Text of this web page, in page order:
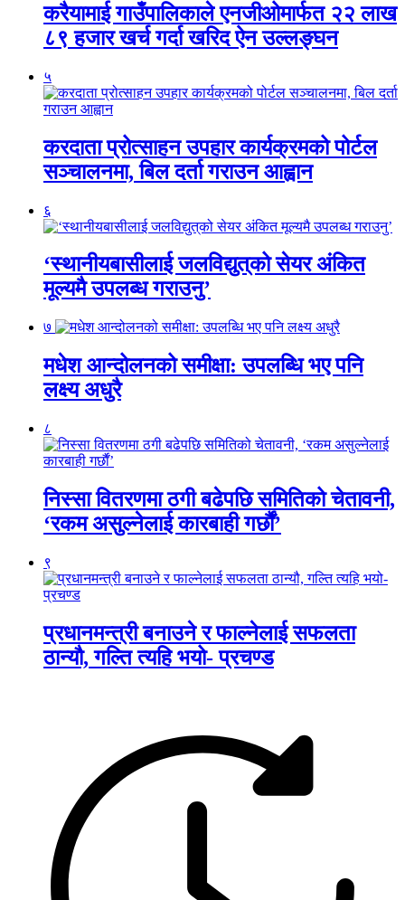
करैयामाई गाउँपालिकाले एनजीओमार्फत २२ लाख
८९ हजार खर्च गर्दा खरिद ऐन उल्लङ्घन
५
करदाता प्रोत्साहन उपहार कार्यक्रमको पोर्टल
सञ्चालनमा, बिल दर्ता गराउन आह्वान
६
‘स्थानीयबासीलाई जलविद्युत्‌को सेयर अंकित
मूल्यमै उपलब्ध गराउनु’
७
मधेश आन्दोलनको समीक्षा: उपलब्धि भए पनि
लक्ष्य अधुरै
८
निस्सा वितरणमा ठगी बढेपछि समितिको चेतावनी,
‘रकम असुल्नेलाई कारबाही गर्छाैं’
९
प्रधानमन्त्री बनाउने र फाल्नेलाई सफलता
ठान्यौ, गल्ति त्यहि भयो- प्रचण्ड